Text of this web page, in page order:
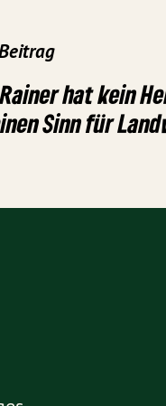
hat kein
Sinn für